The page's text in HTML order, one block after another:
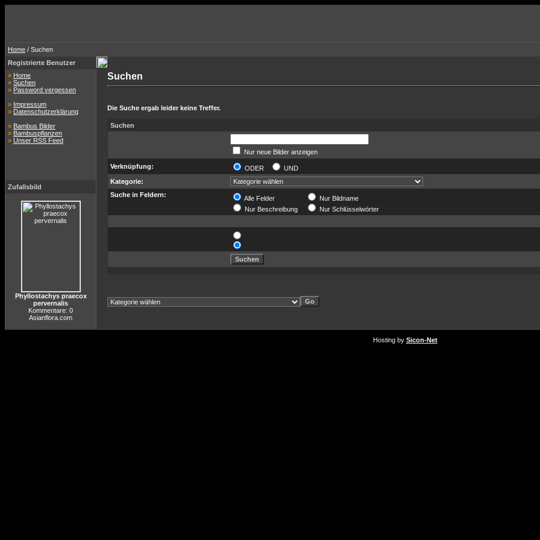
Home / Suchen
Registrierte Benutzer
» Home
» Suchen
» Password vergessen
» Impressum
» Datenschutzerklärung
» Bambus Bilder
» Bambuspflanzen
» Unser RSS Feed
Zufallsbild
Phyllostachys praecox
pervernalis
Kommentare: 0
Asianflora.com
Suchen
Die Suche ergab leider keine Treffer.
Suchen
Nur neue Bilder anzeigen
Verknüpfung:
ODER
UND
Kategorie:
Suche in Feldern:
Alle Felder
Nur Bildname
Nur Beschreibung
Nur Schlüsselwörter
Hosting by Sicon-Net